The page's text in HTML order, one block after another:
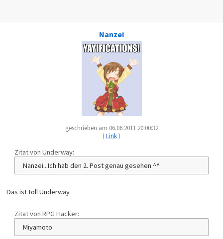
Nanzei
geschrieben am 06.06.2011 20:00:32
(Link)
Zitat von Underway:
Nanzei...Ich hab den 2. Post genau gesehen ^^
Das ist toll Underway
Zitat von RPG Hacker:
Miyamoto